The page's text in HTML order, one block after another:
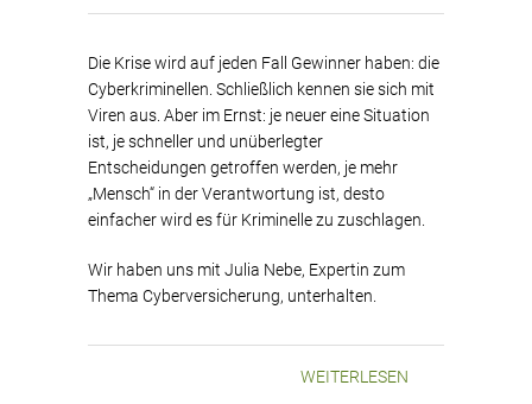
Die Krise wird auf jeden Fall Gewinner haben: die
Cyberkriminellen. Schließlich kennen sie sich mit
Viren aus. Aber im Ernst: je neuer eine Situation
ist, je schneller und unüberlegter
Entscheidungen getroffen werden, je mehr
„Mensch“ in der Verantwortung ist, desto
einfacher wird es für Kriminelle zu zuschlagen.
Wir haben uns mit Julia Nebe, Expertin zum
Thema Cyberversicherung, unterhalten.
WEITERLESEN